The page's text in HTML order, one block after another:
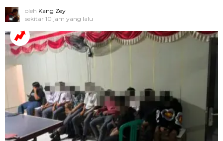
oleh Kang Zey
sekitar 10 jam yang lalu